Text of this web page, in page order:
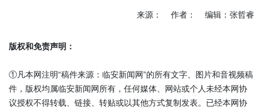
来源： 作者： 编辑：张哲睿
版权和免责声明：
①凡本网注明“稿件来源：临安新闻网”的所有文字、图片和音视频稿
件，版权均属临安新闻网所有，任何媒体、网站或个人未经本网协
议授权不得转载、链接、转贴或以其他方式复制发表。已经本网协